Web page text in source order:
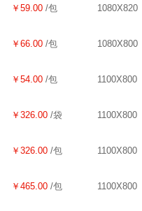
￥59.00 /包 1080X820
￥66.00 /包 1080X800
￥54.00 /包 1100X800
￥326.00 /袋 1100X800
￥326.00 /包 1100X800
￥465.00 /包 1100X800